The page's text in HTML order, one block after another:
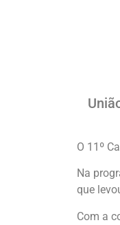
O 11º
Na
que
Com a